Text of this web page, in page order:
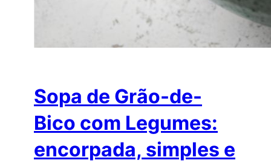
Sopa de Grão-de-
Bico com Legumes:
encorpada, simples e